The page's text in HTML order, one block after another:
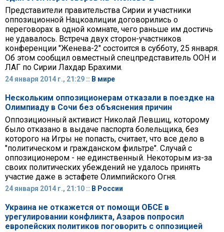
Представители правительства Сирии и участники
оппозиционной Нацкоалиции договорились о
переговорах в одной комнате, чего раньше им достичь
не удавалось. Встреча двух сторон-участников
конференции "Женева-2" состоится в субботу, 25 января.
Об этом сообщил овместный спецпредставитель ООН и
ЛАГ по Сирии Лахдар Брахими.
24 января 2014 г., 21:29 :: В мире
Нескольким оппозиционерам отказали в поездке на
Олимпиаду в Сочи без объяснения причин
Оппозиционный активист Николай Левшиц, которому
было отказано в выдаче паспорта болельщика, без
которого на Игры не попасть, считает, что все дело в
"политическом и гражданском фильтре". Случай с
оппозиционером - не единственный. Некоторым из-за
своих политических убеждений не удалось принять
участие даже в эстафете Олимпийского Огня.
24 января 2014 г., 21:10 :: В России
Украина не откажется от помощи ОБСЕ в
урегулировании конфликта, Азаров попросил
европейских политиков поговорить с оппозицией